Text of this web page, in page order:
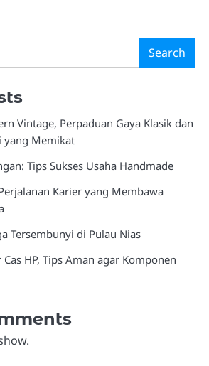
Search
Vintage, Perpaduan Gaya Klasik dan
yang Memikat
Tips Sukses Usaha Handmade
Karier yang Membawa
Tersembunyi di Pulau Nias
HP, Tips Aman agar Komponen